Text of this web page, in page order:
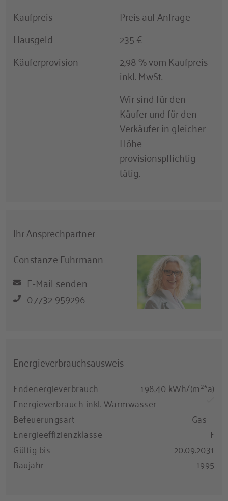
Zustand
gepflegt
Als Ferienimmobilie
geeignet
Vermietet
Provisionspflichtig
1
19.000 €
1
Räume und Flure
Kaufpreis
Preis auf Anfrage
Hausgeld
235 €
Käuferprovision
2,98 % vom Kaufpreis
inkl. MwSt.
Wir sind für den
Käufer und für den
Verkäufer in gleicher
Höhe
provisionspflichtig
tätig.
Ihr Ansprechpartner
Constanze Fuhrmann
E-Mail senden
07732 959296
Energieverbrauchsausweis
Endenergieverbrauch
198,40 kWh/(m²*a)
Energieverbrauch inkl. Warmwasser
Befeuerungsart
Gas
Energieeffizienzklasse
F
Gültig bis
20.09.2031
Baujahr
1995